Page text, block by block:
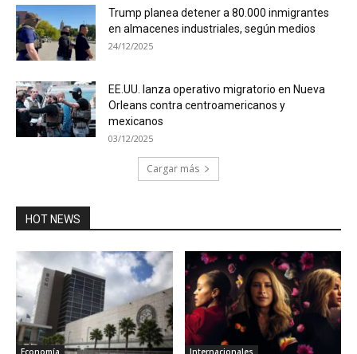
Trump planea detener a 80.000 inmigrantes
en almacenes industriales, según medios
24/12/2025
EE.UU. lanza operativo migratorio en Nueva
Orleans contra centroamericanos y
mexicanos
03/12/2025
Cargar más
HOT NEWS
Economía Internacionales